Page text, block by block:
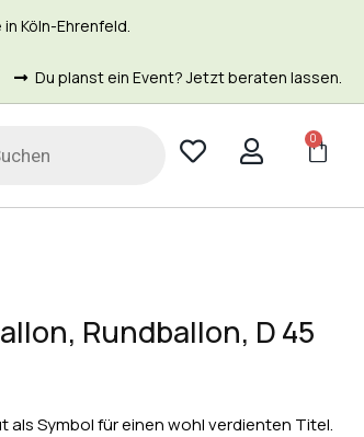
Köln-Ehrenfeld.
Du planst ein Event? Jetzt beraten lassen.
0
Rundballon, D 45
Symbol für einen wohl verdienten Titel.